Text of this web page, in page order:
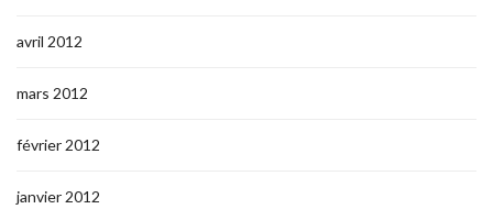
avril 2012
mars 2012
février 2012
janvier 2012